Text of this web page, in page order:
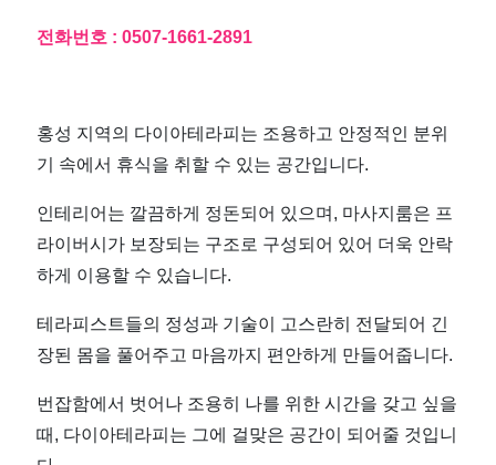
전화번호 : 0507-1661-2891
홍성 지역의 다이아테라피는 조용하고 안정적인 분위
기 속에서 휴식을 취할 수 있는 공간입니다.
인테리어는 깔끔하게 정돈되어 있으며, 마사지룸은 프
라이버시가 보장되는 구조로 구성되어 있어 더욱 안락
하게 이용할 수 있습니다.
테라피스트들의 정성과 기술이 고스란히 전달되어 긴
장된 몸을 풀어주고 마음까지 편안하게 만들어줍니다.
번잡함에서 벗어나 조용히 나를 위한 시간을 갖고 싶을
때, 다이아테라피는 그에 걸맞은 공간이 되어줄 것입니